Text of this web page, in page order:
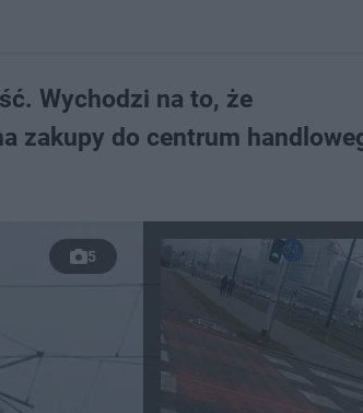
Wychodzi na to, że
zakupy do centrum
5